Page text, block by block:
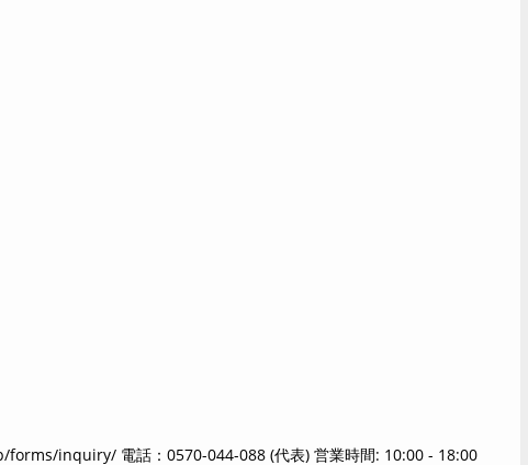
forms/inquiry/電話：0570-044-088 (代表) 営業時間: 10:00 - 18:00